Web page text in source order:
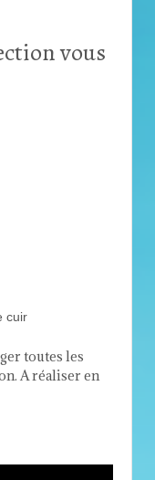
vous
cuir
toutes les
A réaliser en